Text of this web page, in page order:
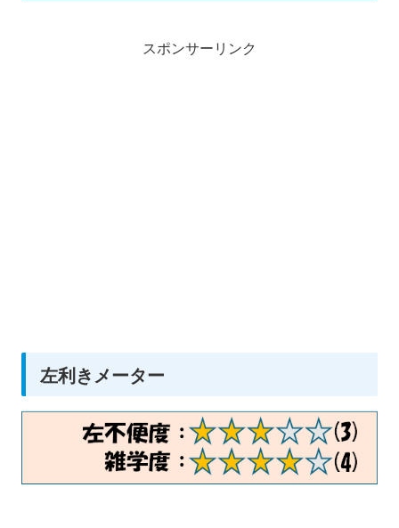
スポンサーリンク
左利きメーター